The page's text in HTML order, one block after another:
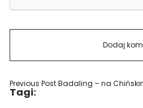
Previous PostBadaling – na
Tagi: